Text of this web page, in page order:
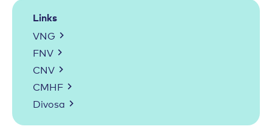
Links
VNG
FNV
CNV
CMHF
Divosa